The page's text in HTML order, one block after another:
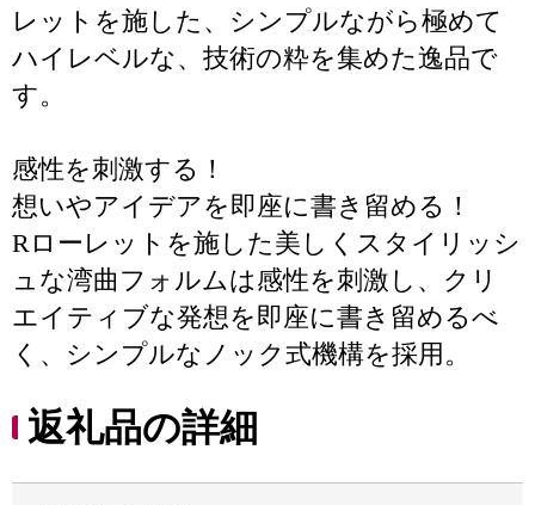
レットを施した、シンプルながら極めて
ハイレベルな、技術の粋を集めた逸品で
す。
感性を刺激する！
想いやアイデアを即座に書き留める！
Rローレットを施した美しくスタイリッシ
ュな湾曲フォルムは感性を刺激し、クリ
エイティブな発想を即座に書き留めるべ
く、シンプルなノック式機構を採用。
返礼品の詳細